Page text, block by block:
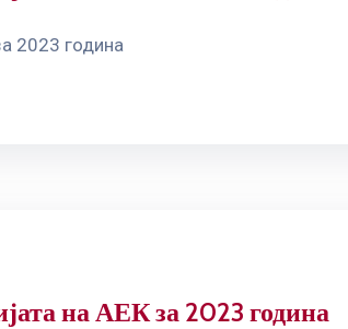
2023 година
на АЕК за 2023 година